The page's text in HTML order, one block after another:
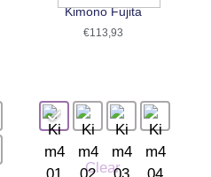
Kimono Fujita
€113,93
Clear